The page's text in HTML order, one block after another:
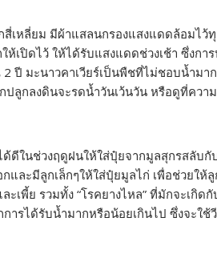
เหลี่ยม มีผ้าแสลนกรองแสงแดดล้อมไว้
ห้เปิดไว้ ให้ได้รับแสงแดดช่วงเช้า ซึ่งก
ปี มะนาวคาเวียร์เป็นพืชที่ไม่ชอบน้ำม
กปลูกลงดินจะรดน้ำวันเว้นวัน หรือดูที่ค
ด้ดีในช่วงฤดูฝนให้ใส่ปุ๋ยจากมูลสุกรสลับ
และมีลูกเล็กๆให้ใส่ปุ๋ยมูลไก่ เพื่อช่วยใ
ะเพี้ย รวมทั้ง “โรคยางไหล” ที่มักจะเกิ
ารได้รับน้ำมากหรือน้อยเกินไป ซึ่งจะใ